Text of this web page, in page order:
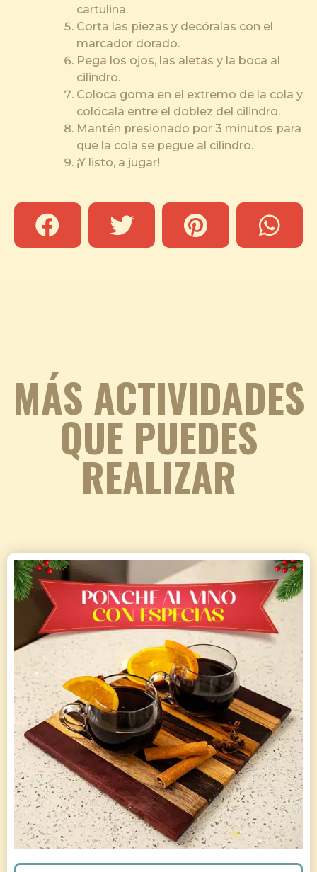
cartulina.
Corta las piezas y decóralas con el
marcador dorado.
Pega los ojos, las aletas y la boca al
cilindro.
Coloca goma en el extremo de la cola y
colócala entre el doblez del cilindro.
Mantén presionado por 3 minutos para
que la cola se pegue al cilindro.
¡Y listo, a jugar!
MÁS ACTIVIDADES
QUE PUEDES
REALIZAR